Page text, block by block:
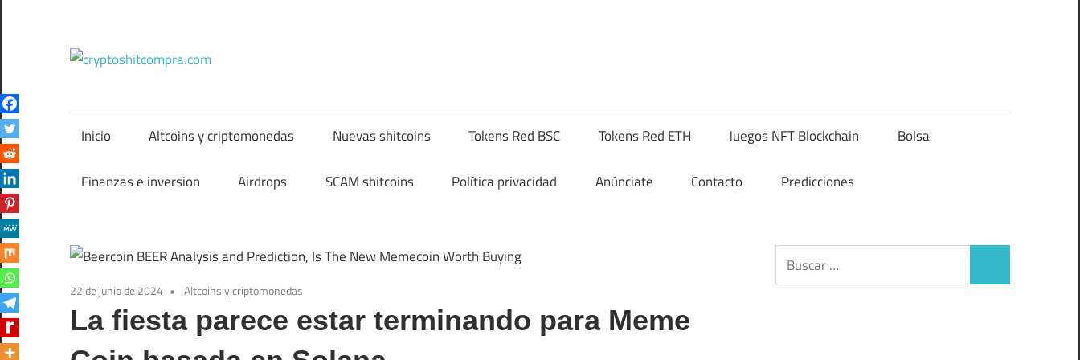
contenido
Inicio Altcoins y criptomonedas Nuevas shitcoins Tokens Red BSC Tokens Red ETH Juegos NFT Blockchain Bolsa
Finanzas e inversion Airdrops SCAM shitcoins Política privacidad Anúnciate Contacto Predicciones
22 de junio de 2024 Altcoins y criptomonedas
La fiesta parece estar terminando para Meme
Buscar: